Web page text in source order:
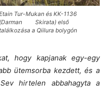
Tur-Mukan és KK-1136
(Darman Skirata) első
találkozása a Qiilura bolygón
hogy kapjanak egy-egy
ütemsorba kezdett, és a
hirtelen abbahagyta a